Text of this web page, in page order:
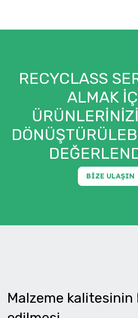
RECYCLASS
ALMAK
BIZE ULAŞIN
Malzeme kalitesinin